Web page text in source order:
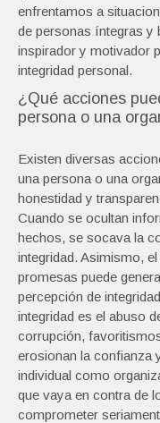
enfrentamos a
de personas íntegras y
inspirador y motivador
integridad personal.
¿Qué acciones
persona o una
Existen diversas
una persona o una
honestidad y
Cuando se ocultan
hechos, se socava la
integridad. Asimismo,
promesas puede
percepción de
integridad es el abuso
corrupción,
erosionan la confianza
individual como
que vaya en contra de
comprometer